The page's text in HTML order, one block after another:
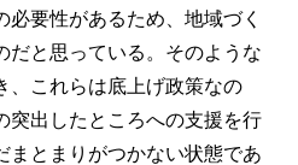
要性があるため、地域づく
だと思っている。そのような
、これらは底上げ政策なの
突出したところへの支援を行
まとまりがつかない状態であ